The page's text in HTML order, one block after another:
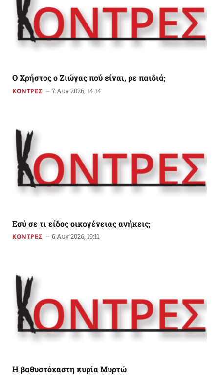
Ο Χρήστος ο Ζιώγας πού είναι, ρε παιδιά;
ΚΟΝΤΡΕΣ 7 Αυγ 2026, 14:14
Εσύ σε τι είδος οικογένειας ανήκεις;
ΚΟΝΤΡΕΣ 6 Αυγ 2026, 19:11
Η βαθυστόχαστη κυρία Μυρτώ